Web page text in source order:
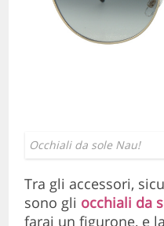
Occhiali da sole Nau!
Tra gli accessori,
sono gli occhiali da
farai un figurone, e